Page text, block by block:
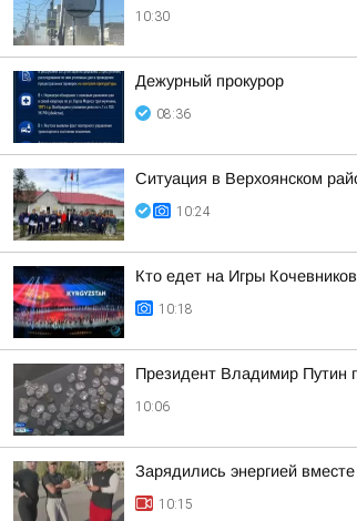
10:30
Дежурный прокурор
08:36
Ситуация в Верхоянском
10:24
Кто едет на Игры
10:18
Президент Владимир Путин
10:06
Зарядились энергией
10:15